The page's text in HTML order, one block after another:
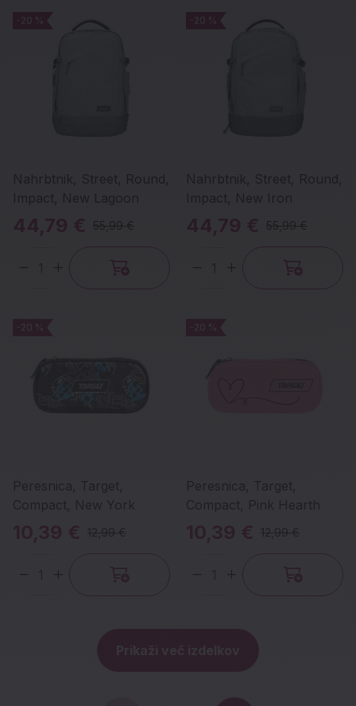
-20 %
Nahrbtnik, Street, Round,
Impact, New Lagoon
-20 %
44,79 € 55,99 €
Količina
-20 %
Nahrbtnik, Street, Round,
Impact, New Iron
-20 %
44,79 € 55,99 €
Količina
-20 %
Peresnica, Target,
Compact, New York
-20 %
12,99 €
Količina
-20 %
Peresnica, Target,
Compact, Pink Hearth
-20 %
12,99 €
Količina
Prikaži več izdelkov